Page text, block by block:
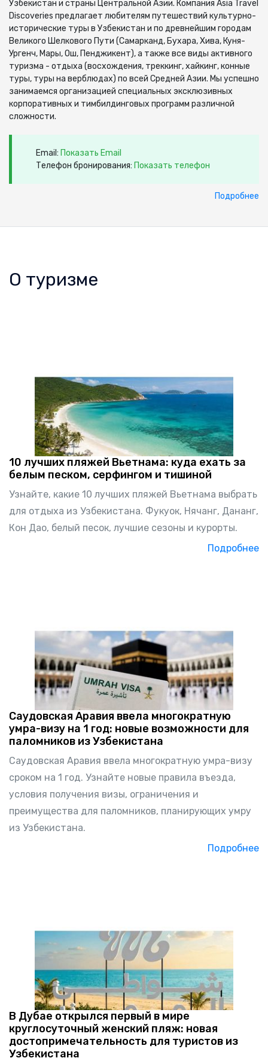
Узбекистан и страны Центральной Азии. Компания Asia Travel
Discoveries предлагает любителям путешествий культурно-
исторические туры в Узбекистан и по древнейшим городам
Великого Шелкового Пути (Самарканд, Бухара, Хива, Куня-
Ургенч, Мары, Ош, Пенджикент), а также все виды активного
туризма - отдыха (восхождения, треккинг, хайкинг, конные
туры, туры на верблюдах) по всей Средней Азии. Мы успешно
занимаемся организацией специальных эксклюзивных
корпоративных и тимбилдинговых программ различной
сложности.
Email: Показать Email
Телефон бронирования: Показать телефон
Подробнее
О туризме
10 лучших пляжей Вьетнама: куда ехать за
белым песком, серфингом и тишиной
Узнайте, какие 10 лучших пляжей Вьетнама выбрать
для отдыха из Узбекистана. Фукуок, Нячанг, Дананг,
Кон Дао, белый песок, лучшие сезоны и курорты.
Подробнее
Саудовская Аравия ввела многократную
умра-визу на 1 год: новые возможности для
паломников из Узбекистана
Саудовская Аравия ввела многократную умра-визу
сроком на 1 год. Узнайте новые правила въезда,
условия получения визы, ограничения и
преимущества для паломников, планирующих умру
из Узбекистана.
Подробнее
В Дубае открылся первый в мире
круглосуточный женский пляж: новая
достопримечательность для туристов из
Узбекистана